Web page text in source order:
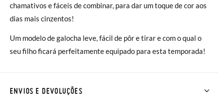
chamativos e fáceis de combinar, para dar um toque de cor aos
dias mais cinzentos!
Um modelo de galocha leve, fácil de pôr e tirar e com o qual o
seu filho ficará perfeitamente equipado para esta temporada!
ENVIOS E DEVOLUÇÕES